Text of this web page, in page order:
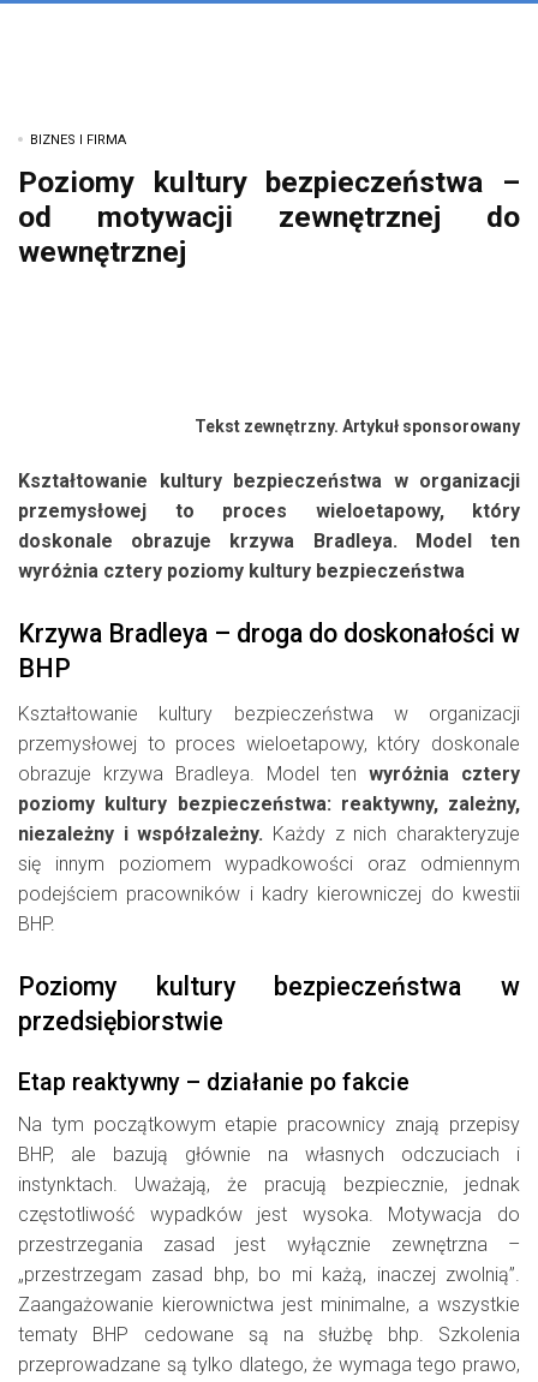
BIZNES I FIRMA
Poziomy kultury bezpieczeństwa –
od motywacji zewnętrznej do
wewnętrznej
Tekst zewnętrzny. Artykuł sponsorowany
Kształtowanie kultury bezpieczeństwa w organizacji
przemysłowej to proces wieloetapowy, który
doskonale obrazuje krzywa Bradleya. Model ten
wyróżnia cztery poziomy kultury bezpieczeństwa
Krzywa Bradleya – droga do doskonałości w
BHP
Kształtowanie kultury bezpieczeństwa w organizacji
przemysłowej to proces wieloetapowy, który doskonale
obrazuje krzywa Bradleya. Model tenwyróżnia cztery
poziomy kultury bezpieczeństwa: reaktywny, zależny,
niezależny i współzależny. Każdy z nich charakteryzuje
się innym poziomem wypadkowości oraz odmiennym
podejściem pracowników i kadry kierowniczej do kwestii
BHP.
Poziomy kultury bezpieczeństwa w
przedsiębiorstwie
Etap reaktywny – działanie po fakcie
Na tym początkowym etapie pracownicy znają przepisy
BHP, ale bazują głównie na własnych odczuciach i
instynktach. Uważają, że pracują bezpiecznie, jednak
częstotliwość wypadków jest wysoka. Motywacja do
przestrzegania zasad jest wyłącznie zewnętrzna –
„przestrzegam zasad bhp, bo mi każą, inaczej zwolnią”.
Zaangażowanie kierownictwa jest minimalne, a wszystkie
tematy BHP cedowane są na służbę bhp. Szkolenia
przeprowadzane są tylko dlatego, że wymaga tego prawo,